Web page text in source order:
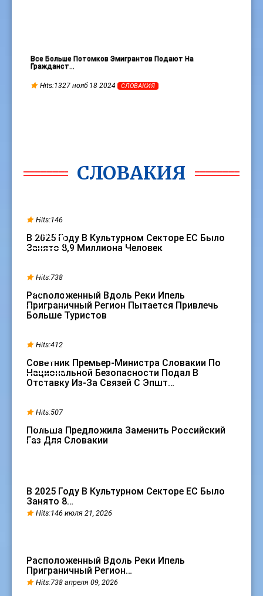
Все Больше Потомков Эмигрантов Подают На
Гражданст…
Hits:1327 нояб 18 2024 СЛОВАКИЯ
СЛОВАКИЯ
Hits:146
В 2025 Году В Культурном Секторе ЕС Было
Занято 8,9 Миллиона Человек
21
ИЮЛЬ
Hits:738
Расположенный Вдоль Реки Ипель
Приграничный Регион Пытается Привлечь
Больше Туристов
09
АПР
Hits:412
Советник Премьер-Министра Словакии По
Национальной Безопасности Подал В
Отставку Из-За Связей С Эпшт…
01
ФЕВ
Hits:507
Польша Предложила Заменить Российский
Газ Для Словакии
18
ЯНВ
В 2025 Году В Культурном Секторе ЕС Было
Занято 8…
Hits:146 июля 21, 2026
Расположенный Вдоль Реки Ипель
Приграничный Регион…
Hits:738 апреля 09, 2026